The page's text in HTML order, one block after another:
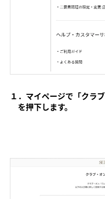
１．マイページで「クラ
を押下します。